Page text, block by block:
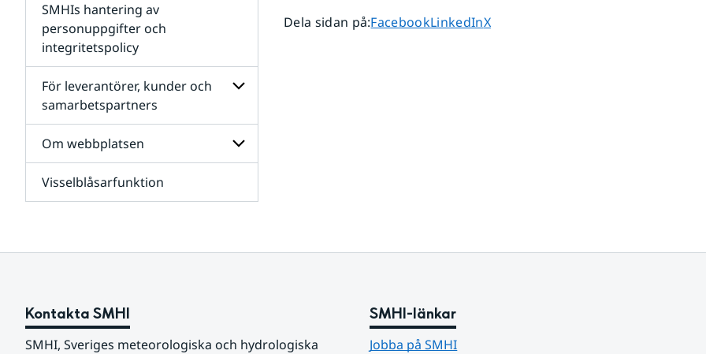
SMHIs hantering av
personuppgifter och
integritetspolicy
För leverantörer, kunder och
samarbetspartners
Undersidor
för
och
Om webbplatsen
för
Visselblåsarfunktion
Dela sidan på:Dela sidan på
FacebookDela sidan på
LinkedInDela sidan på
X
Kontakta SMHI
SMHI, Sveriges meteorologiska och hydrologiska
SMHI-länkar
Jobba på SMHI